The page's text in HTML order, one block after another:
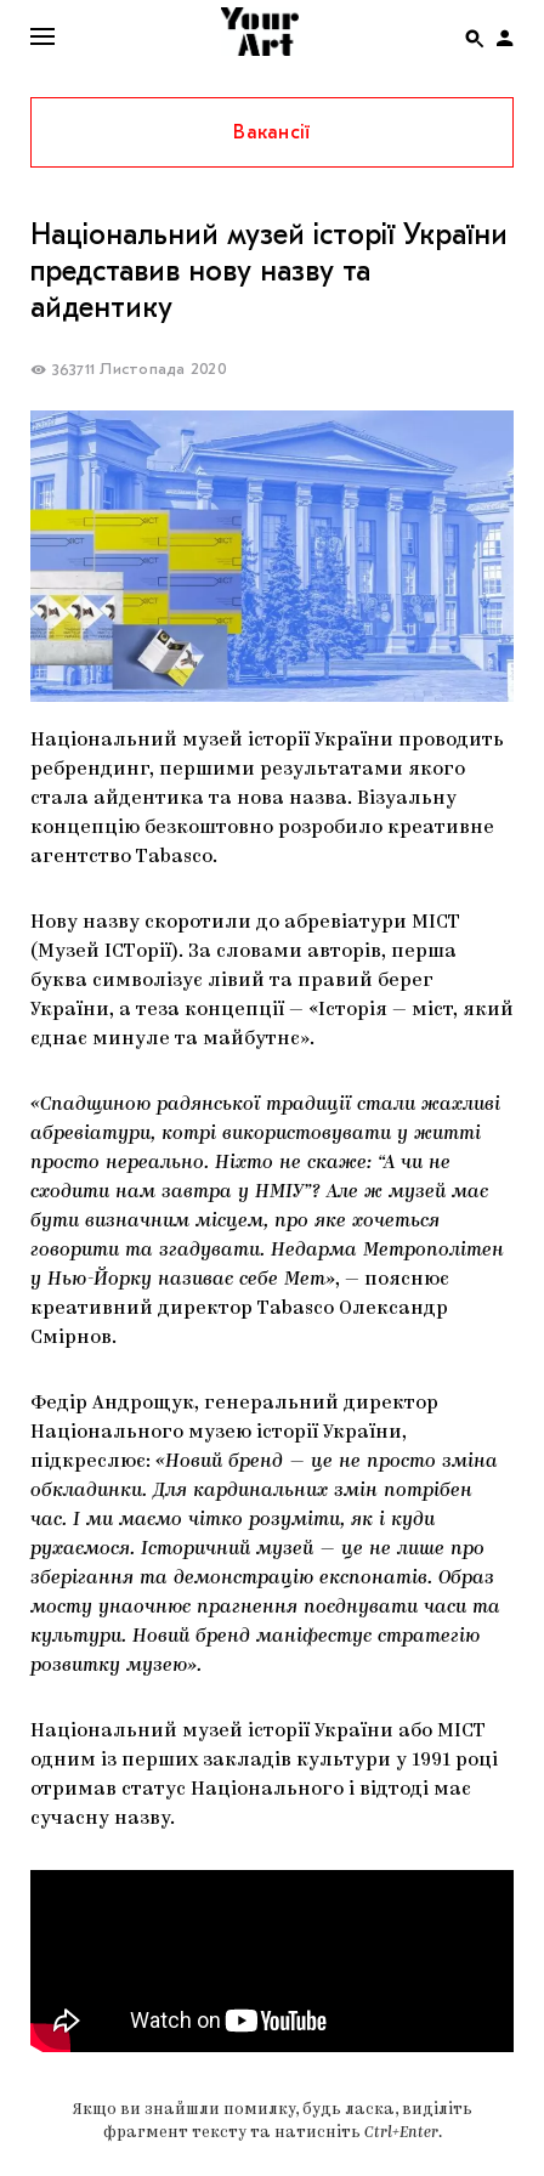
ENG
НОВИНИ
АФІША
ІНТЕРВ’Ю
СПЕЦПРОЄКТИ
THE UKRAINIAN PAVILION AT VENICE BIENNALE
2022
МАРІУПОЛЬСЬКІ МАРГІНАЛІЇ
ДОСЛІДНИЦЬКА ПЛАТФОРМА
ЗАПАЛЕННЯ
Вакансії
Національний музей історії України
представив нову назву та
айдентику
363711 Листопада 2020
Національний музей історії України проводить
ребрендинг, першими результатами якого
стала айдентика та нова назва. Візуальну
концепцію безкоштовно розробило креативне
агентство Tabasco.
Нову назву скоротили до абревіатури МІСТ
(Музей ІСТорії). За словами авторів, перша
буква символізує лівий та правий берег
України, а теза концепції — «Історія — міст, який
єднає минуле та майбутнє».
«Спадщиною радянської традиції стали жахливі
абревіатури, котрі використовувати у житті
просто нереально. Ніхто не скаже: “А чи не
сходити нам завтра у НМІУ”? Але ж музей має
бути визначним місцем, про яке хочеться
говорити та згадувати. Недарма Метрополітен
у Нью-Йорку називає себе Мет», — пояснює
креативний директор Tabasco Олександр
Смірнов.
Федір Андрощук, генеральний директор
Національного музею історії України,
підкреслює: «Новий бренд — це не просто зміна
обкладинки. Для кардинальних змін потрібен
час. І ми маємо чітко розуміти, як і куди
рухаємося. Історичний музей — це не лише про
зберігання та демонстрацію експонатів. Образ
мосту унаочнює прагнення поєднувати часи та
культури. Новий бренд маніфестує стратегію
розвитку музею».
Національний музей історії України або МІСТ
одним із перших закладів культури у 1991 році
отримав статус Національного і відтоді має
сучасну назву.
Якщо ви знайшли помилку, будь ласка, виділіть
фрагмент тексту та натисніть Ctrl+Enter.